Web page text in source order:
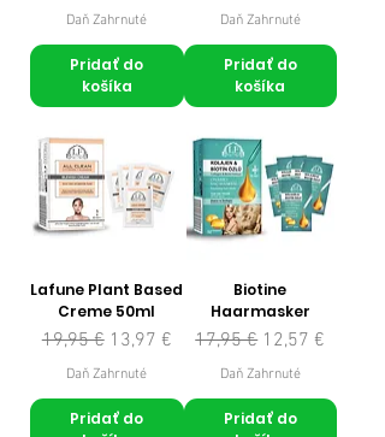
Daň Zahrnuté
Pridať do
košíka
Daň Zahrnuté
Pridať do
košíka
Lafune Plant Based
Creme 50ml
Normálna cena
19,95 € Zľavnená cena
13,97 €
Daň Zahrnuté
Pridať do
Biotine
Haarmasker
Normálna cena
17,95 € Zľavnená cena
12,57 €
Daň Zahrnuté
Pridať do